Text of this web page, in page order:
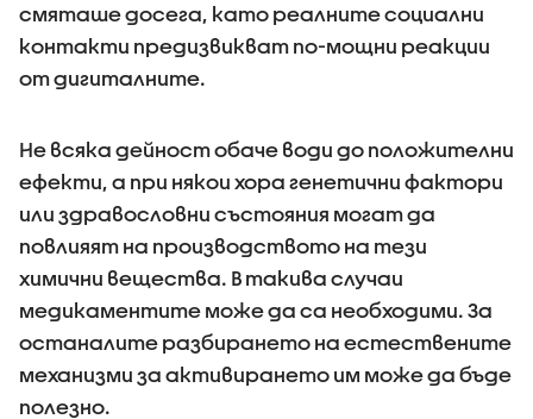
смяташе досега, като реалните социални
контакти предизвикват по-мощни реакции
от дигиталните.
Не всяка дейност обаче води до положителни
ефекти, а при някои хора генетични фактори
или здравословни състояния могат да
повлияят на производството на тези
химични вещества. В такива случаи
медикаментите може да са необходими. За
останалите разбирането на естествените
механизми за активирането им може да бъде
полезно.